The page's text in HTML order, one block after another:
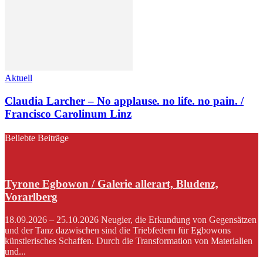
Aktuell
Claudia Larcher – No applause. no life. no pain. /
Francisco Carolinum Linz
Beliebte Beiträge
Tyrone Egbowon / Galerie allerart, Bludenz,
Vorarlberg
18.09.2026 – 25.10.2026 Neugier, die Erkundung von Gegensätzen
und der Tanz dazwischen sind die Triebfedern für Egbowons
künstlerisches Schaffen. Durch die Transformation von Materialien
und...